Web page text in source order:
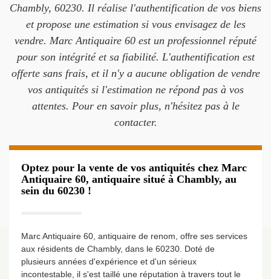
Chambly, 60230. Il réalise l'authentification de vos biens
et propose une estimation si vous envisagez de les
vendre. Marc Antiquaire 60 est un professionnel réputé
pour son intégrité et sa fiabilité. L'authentification est
offerte sans frais, et il n'y a aucune obligation de vendre
vos antiquités si l'estimation ne répond pas à vos
attentes. Pour en savoir plus, n'hésitez pas à le
contacter.
Optez pour la vente de vos antiquités chez Marc
Antiquaire 60, antiquaire situé à Chambly, au
sein du 60230 !
Marc Antiquaire 60, antiquaire de renom, offre ses services
aux résidents de Chambly, dans le 60230. Doté de
plusieurs années d'expérience et d'un sérieux
incontestable, il s'est taillé une réputation à travers tout le